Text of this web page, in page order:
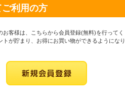
利用の方
お客様は、こちらから会員登録(無料)を行ってく
トが貯まり、お得にお買い物ができるようになり